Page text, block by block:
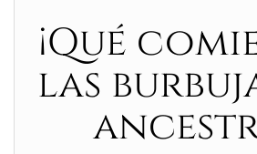
¡Qué
las